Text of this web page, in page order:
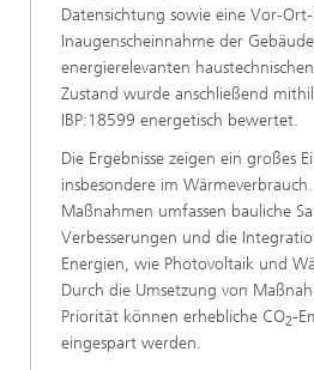
Datensichtung sowie eine Vor-
Inaugenscheinnahme der
energierelevanten
Zustand wurde anschließend
IBP:18599 energetisch bewertet.
Die Ergebnisse zeigen ein großes
insbesondere im
Maßnahmen umfassen bauliche
Verbesserungen und die
Energien, wie Photovoltaik und
Durch die Umsetzung von
Priorität können erhebliche CO2-
eingespart werden.